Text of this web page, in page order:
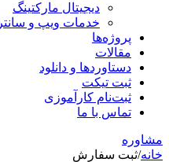
دیجیتال مارکتینگ
خدمات ویپ و سانترال
پروژه‌ها
مقالات
دستاوردها و دانلود
ثبت تیکت
ثبت‌نام کارآموزی
تماس با ما
/ثبت سفارش